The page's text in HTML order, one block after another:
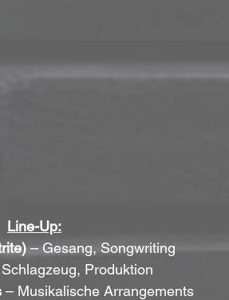
Line-Up:
– Gesang, Songwriting
Produktion
– Musikalische Arrangements